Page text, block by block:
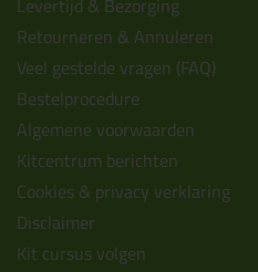
Retourneren & Annuleren
Veel gestelde vragen (FAQ)
Bestelprocedure
Algemene voorwaarden
Kitcentrum berichten
Cookies & privacy verklaring
Disclaimer
Kit cursus volgen